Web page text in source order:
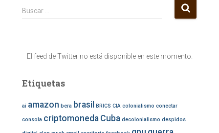
B
u
Buscar …
El feed de Twitter no está disponible en este momento.
Etiquetas
ai amazon bera brasil BRICS CIA colonialismo conectar
consola criptomoneda Cuba decolonialismo despidos